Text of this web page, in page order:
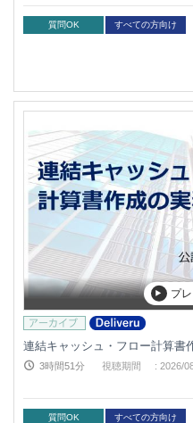
質問OK すべての方向け
プ
連結キャッシュ・フロー計算書
3時間51分 視聴期間 : 2026/
質問OK すべての方向け